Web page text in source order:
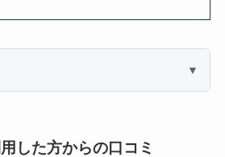
した方からの口コミ